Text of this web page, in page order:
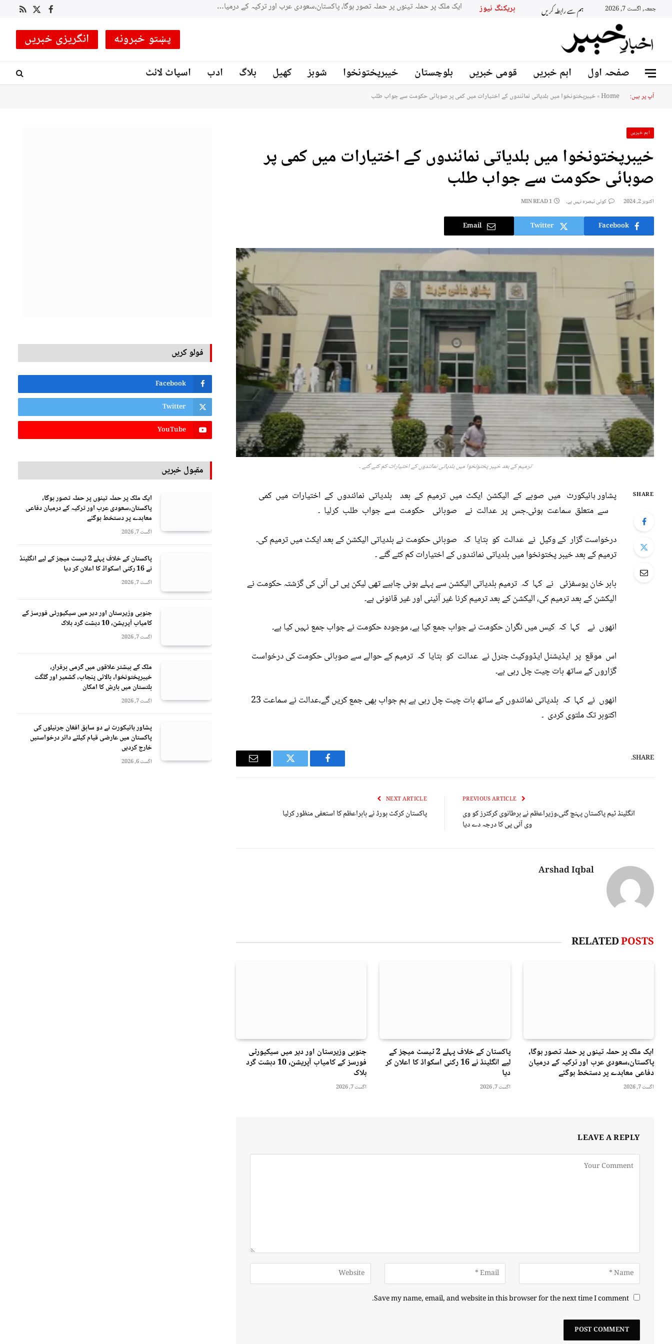
جمعہ, اگست 7, 2026 ہم سے رابطہ کریں بریکنگ نیوز Facebook
X
RSS
پښتو خبرونه انگریزی خبریں
صفحہ اول اہم خبریں قومی خبریں بلوچستان خیبرپختونخوا شوبز کھیل بلاگ ادب اسپاٹ لائٹ
آپ پر ہیں: Home
»خيبرپختونخوا میں بلدیاتی نمائندوں کے اختیارات میں کمی پر صوبائی حکومت سے جواب طلب
اہم خبریں
خيبرپختونخوا میں بلدیاتی نمائندوں کے اختیارات میں کمی پر
صوبائی حکومت سے جواب طلب
اکتوبر 2, 2024 کوئی تبصرہ نہیں ہے۔ 1 MIN READ
Facebook
Twitter
Email
ترمیم کے بعد خیبر پختونخوا میں بلدیاتی نمائندوں کے اختیارات کم کئے گئے ۔
SHARE
پشاور ہائیکورٹ میں صوبے کے الیکشن ایکٹ میں ترمیم کے بعد بلدیاتی نمائندوں کے اختیارات میں کمی
سے متعلق سماعت ہوئی۔جس پر عدالت نے صوبائی حکومت سے جواب طلب کرلیا ۔
درخواست گزار کے وکیل نے عدالت کو بتایا کہ صوبائی حکومت نے بلدیاتی الیکشن کے بعد ایکٹ میں ترمیم کی۔
ترمیم کے بعد خیبر پختونخوا میں بلدیاتی نمائندوں کے اختیارات کم کئے گئے ۔
بابر خان یوسفزئی نے کہا کہ ترمیم بلدیاتی الیکشن سے پہلے ہونی چاہیے تھی لیکن پی ٹی آئی کی گزشتہ حکومت نے
الیکشن کے بعد ترمیم کی، الیکشن کے بعد ترمیم کرنا غیر آئینی اور غیر قانونی ہے۔
انھوں نے کہا کہ کیس میں نگران حکومت نے جواب جمع کیا ہے، موجودہ حکومت نے جواب جمع نہیں کیا ہے۔
اس موقع پر ایڈیشنل ایڈووکیٹ جنرل نے عدالت کو بتایا کہ ترمیم کے حوالے سے صوبائی حکومت کی درخواست
گزاروں کے ساتھ بات چیت چل رہی ہے۔
انھوں نے کہا کہ بلدیاتی نمائندوں کے ساتھ بات چیت چل رہی ہے ہم جواب بھی جمع کریں گے،عدالت نے سماعت 23
اکتوبر تک ملتوی کردی ۔
SHARE.
Facebook
Twitter
Email
انگلینڈ ٹیم پاکستان پہنچ گئی،وزیراعظم نے برطانوی کرکٹرز کو وی
وی آئی پی کا درجہ دے دیا
NEXT ARTICLE
پاکستان کرکٹ بورڈ نے بابراعظم کا استعفی منظور کرلیا
Arshad Iqbal
RELATEDPOSTS
ایک ملک پر حملہ تینوں پر حملہ تصور ہوگا،
پاکستان،سعودی عرب اور ترکیہ کے درمیان
دفاعی معاہدے پر دستخط ہوگئے
اگست 7, 2026
پاکستان کے خلاف پہلے 2 ٹیسٹ میچز کے
لیے انگلینڈ نے 16 رکنی اسکواڈ کا اعلان کر
دیا
اگست 7, 2026
جنوبی وزیرستان اور دیر میں سیکیورٹی
فورسز کے کامیاب آپریشن، 10 دہشت گرد
ہلاک
اگست 7, 2026
LEAVE A REPLY
Save my name, email, and website in this browser for the next time I comment.
فولو کریں
Facebook
Twitter
YouTube
مقبول خبریں
ایک ملک پر حملہ تینوں پر حملہ تصور ہوگا،
پاکستان،سعودی عرب اور ترکیہ کے درمیان دفاعی
معاہدے پر دستخط ہوگئے
اگست 7, 2026
پاکستان کے خلاف پہلے 2 ٹیسٹ میچز کے لیے انگلینڈ
نے 16 رکنی اسکواڈ کا اعلان کر دیا
اگست 7, 2026
جنوبی وزیرستان اور دیر میں سیکیورٹی فورسز کے
کامیاب آپریشن، 10 دہشت گرد ہلاک
اگست 7, 2026
ملک کے بیشتر علاقوں میں گرمی برقرار،
خیبرپختونخوا، بالائی پنجاب، کشمیر اور گلگت
بلتستان میں بارش کا امکان
اگست 7, 2026
پشاور ہائیکورٹ نے دو سابق افغان جرنیلوں کی
پاکستان میں عارضی قیام کیلئے دائر درخواستیں
خارج کردیں
اگست 6, 2026